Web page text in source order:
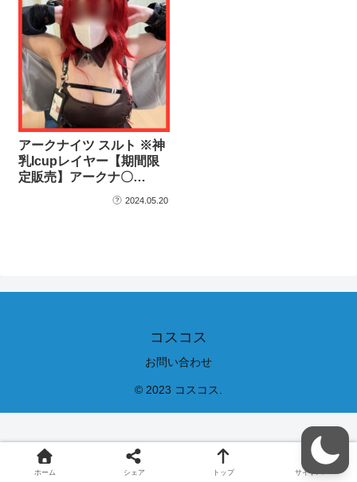
アークナイツ スルト ※神
乳Icupレイヤー【期間限
定販売】アークナ〇…
2024.05.20
コスコス
お問い合わせ
© 2023 コスコス.
ホーム シェア トップ サイドバー